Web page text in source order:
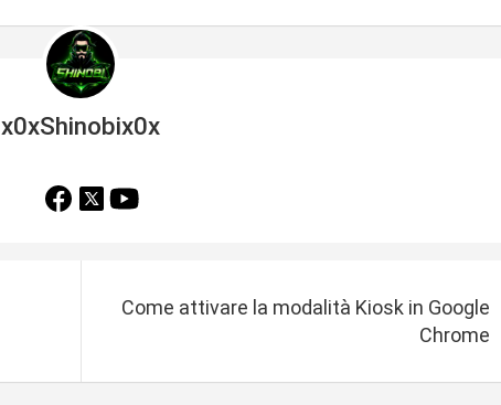
x0xShinobix0x
Come attivare la modalità Kiosk in Google
Chrome